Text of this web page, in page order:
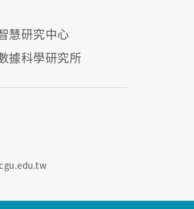
慧研究中心
據科學研究所